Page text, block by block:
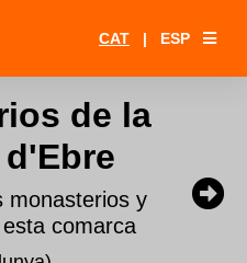
CAT | ESP
de la
monasterios y
comarca